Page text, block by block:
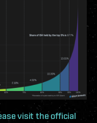
visit the official